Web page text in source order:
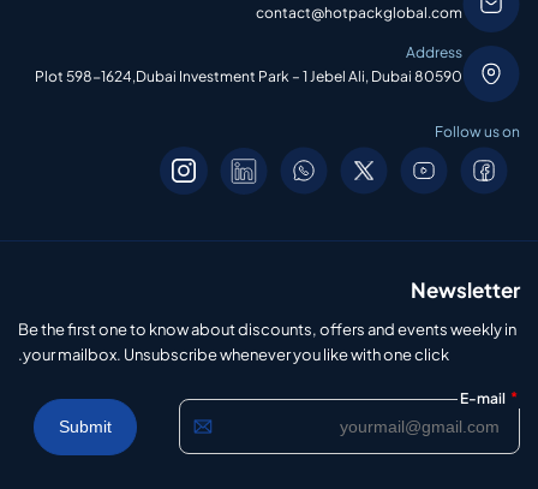
contact@hotpackglobal.com
Address
Plot 598-1624,Dubai Investment Park – 1 Jebel Ali, Dubai 80590
Follow us on
Newsletter
Be the first one to know about discounts, offers and events weekly in
your mailbox. Unsubscribe whenever you like with one click.
E-mail *